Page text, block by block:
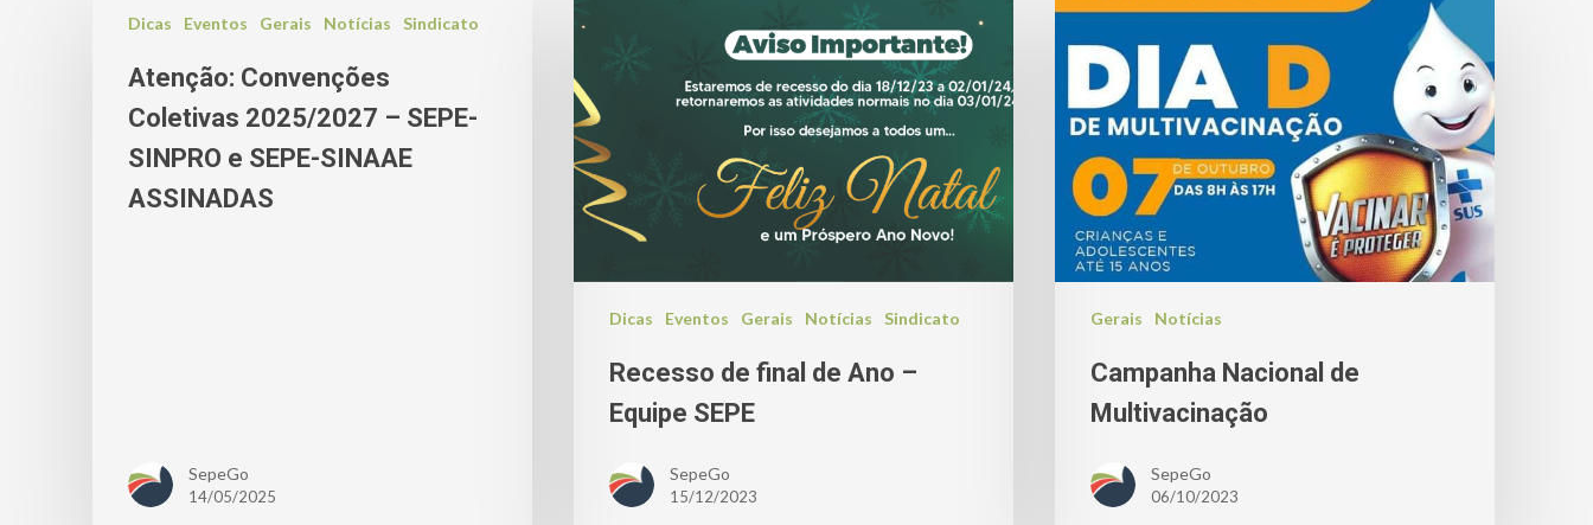
Dicas Eventos Gerais Notícias Sindicato
Atenção: Convenções
Coletivas 2025/2027 – SEPE-
SINPRO e SEPE-SINAAE
ASSINADAS
SepeGo
14/05/2025
Dicas Eventos Gerais Notícias Sindicato
Recesso de final de Ano –
Equipe SEPE
SepeGo
15/12/2023
Gerais Notícias
Campanha Nacional de
Multivacinação
SepeGo
06/10/2023